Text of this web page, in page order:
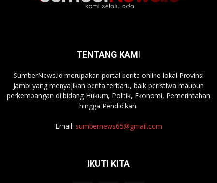
TENTANG KAMI
SumberNews.id merupakan portal berita online lokal Provinsi
Jambi yang menyajikan berita terbaru, baik peristiwa maupun
perkembangan di bidang Hukum, Politik, Ekonomi, Pemerintahan
hingga Pendidikan.
Email: sumbernews65@gmail.com
IKUTI KITA